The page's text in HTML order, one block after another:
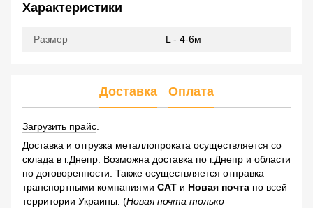
Характеристики
Размер L - 4-6м
Доставка Оплата
Загрузить прайс
Доставка и отгрузка металлопроката осуществляется со
склада в г.Днепр. Возможна доставка по г.Днепр и области
по договоренности. Также осуществляется отправка
транспортными компаниями САТ и Новая почта по всей
территории Украины. (Новая почта только